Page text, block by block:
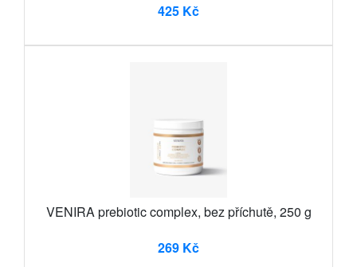
425 Kč
VENIRA prebiotic complex, bez příchutě, 250 g
269 Kč